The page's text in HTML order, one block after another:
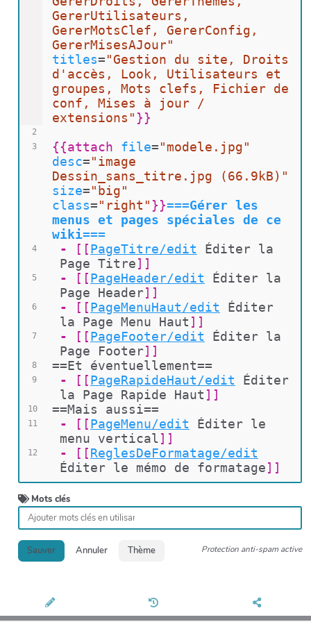
e
r
2
3
4
5
6
7
8
9
10
11
12
GererUtilisateurs,
GererMotsClef, GererConfig,
GererMisesAJour"
titles="Gestion du site, Droits
d'accès, Look, Utilisateurs et
groupes, Mots clefs, Fichier de
conf, Mises à jour /
extensions" }}
{{attach file="modele.jpg"
desc="image
Dessin_sans_titre.jpg (66.9kB)"
size="big"
class="right" }}===Gérer les
menus et pages spéciales de ce
wiki===
-
[[PageTitre/edit
Éditer la
Page Titre]]
-
[[PageHeader/edit
Éditer la
Page Header]]
-
[[PageMenuHaut/edit
Éditer
la Page Menu Haut ]]
-
[[PageFooter/edit
Éditer la
Page Footer]]
==Et éventuellement==
-
[[PageRapideHaut/edit
Éditer
la Page Rapide Haut ]]
==Mais aussi==
-
[[PageMenu/edit
Éditer le
menu vertical ]]
-
[[ReglesDeFormatage/edit
Éditer le mémo de formatage]]
Mots clés
Sauver Annuler Thème Protection anti-spam active